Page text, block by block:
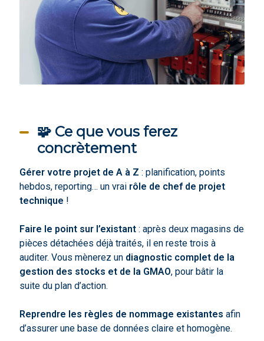
🧩 Ce que vous ferez
concrètement
Gérer votre projet de A à Z : planification, points
hebdos, reporting… un vrai rôle de chef de projet
technique !
Faire le point sur l’existant: après deux magasins de
pièces détachées déjà traités, il en reste trois à
auditer. Vous mènerez un diagnostic complet de la
gestion des stocks et de la GMAO, pour bâtir la
suite du plan d’action.
Reprendre les règles de nommage existantes afin
d’assurer une base de données claire et homogène.